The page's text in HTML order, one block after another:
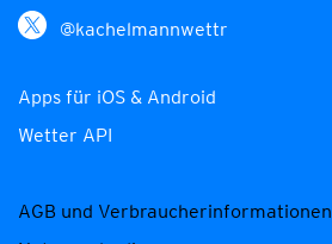
@kachelmannwettr
Apps für iOS & Android
Wetter API
AGB und Verbraucherinformationen